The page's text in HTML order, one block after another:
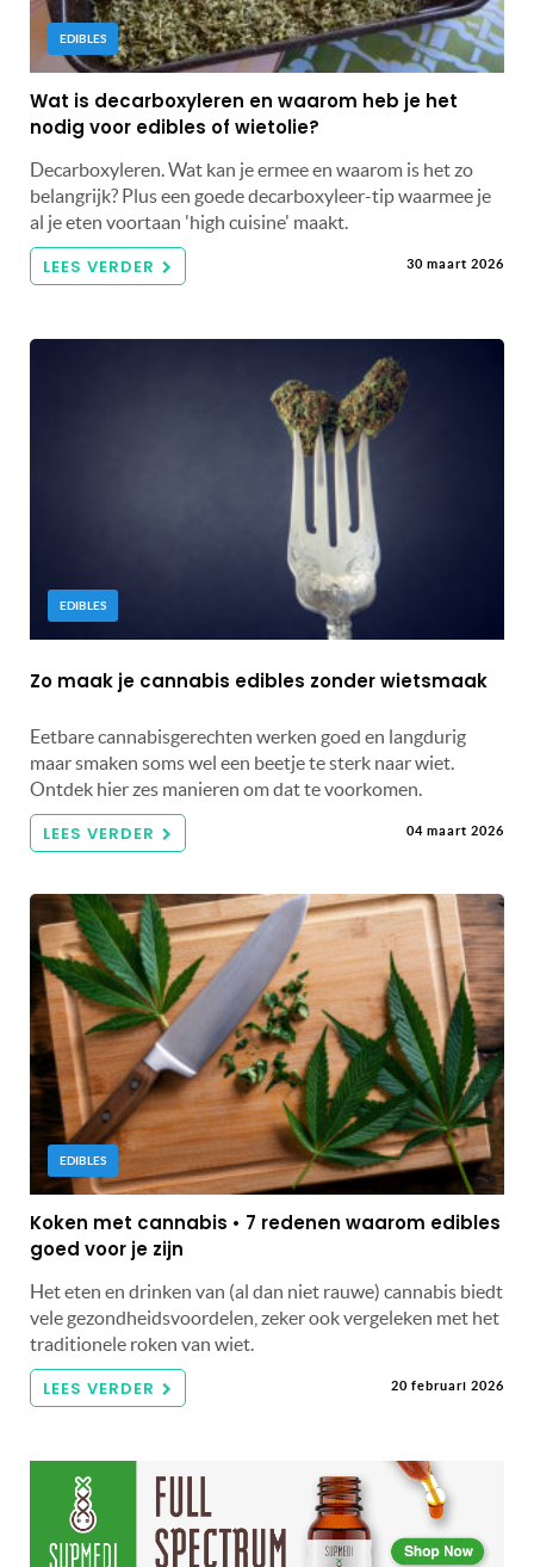
EDIBLES
Wat is decarboxyleren en waarom heb je het
nodig voor edibles of wietolie?
Decarboxyleren. Wat kan je ermee en waarom is het zo
belangrijk? Plus een goede decarboxyleer-tip waarmee je
al je eten voortaan 'high cuisine' maakt.
LEES VERDER 30 maart 2026
EDIBLES
Zo maak je cannabis edibles zonder wietsmaak
Eetbare cannabisgerechten werken goed en langdurig
maar smaken soms wel een beetje te sterk naar wiet.
Ontdek hier zes manieren om dat te voorkomen.
LEES VERDER 04 maart 2026
EDIBLES
Koken met cannabis • 7 redenen waarom edibles
goed voor je zijn
Het eten en drinken van (al dan niet rauwe) cannabis biedt
vele gezondheidsvoordelen, zeker ook vergeleken met het
traditionele roken van wiet.
LEES VERDER 20 februari 2026